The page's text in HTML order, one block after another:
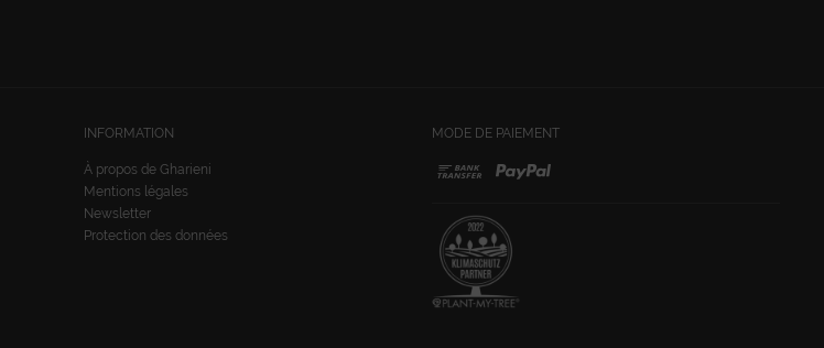
INFORMATION
À propos de Gharieni
Mentions légales
Newsletter
Protection des données
MODE DE PAIEMENT